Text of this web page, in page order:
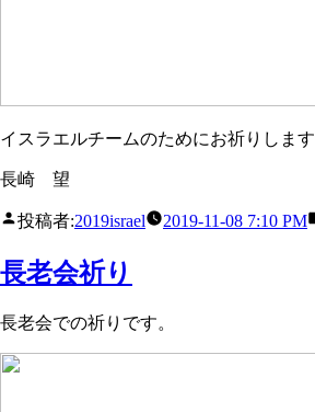
イスラエルチームのためにお祈りします
長崎 望
投稿者:2019israel 2019-11-08 7:10 PM
長老会祈り
長老会での祈りです。